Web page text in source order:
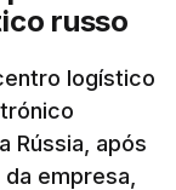
russo
logístico
Rússia, após
empresa,